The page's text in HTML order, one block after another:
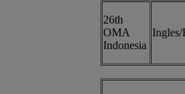
26th
OMA
Indonesia
Ingles/